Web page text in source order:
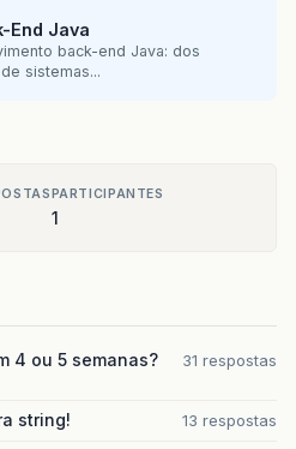
;
End Java
back-end Java: dos
sistemas...
PARTICIPANTES
1
4 ou 5 semanas?
31 respostas
string! 13 respostas